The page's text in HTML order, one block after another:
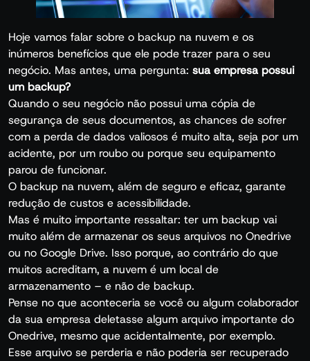
Hoje vamos falar sobre o backup na nuvem e os
inúmeros benefícios que ele pode trazer para o seu
negócio. Mas antes, uma pergunta: sua empresa possui
um backup?
Quando o seu negócio não possui uma cópia de
segurança de seus documentos, as chances de sofrer
com a perda de dados valiosos é muito alta, seja por um
acidente, por um roubo ou porque seu equipamento
parou de funcionar.
O backup na nuvem, além de seguro e eficaz, garante
redução de custos e acessibilidade.
Mas é muito importante ressaltar: ter um backup vai
muito além de armazenar os seus arquivos no Onedrive
ou no Google Drive. Isso porque, ao contrário do que
muitos acreditam, a nuvem é um local de
armazenamento – e não de backup.
Pense no que aconteceria se você ou algum colaborador
da sua empresa deletasse algum arquivo importante do
Onedrive, mesmo que acidentalmente, por exemplo.
Esse arquivo se perderia e não poderia ser recuperado